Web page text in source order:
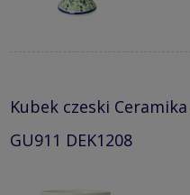
Kubek czeski
GU911 DEK1208